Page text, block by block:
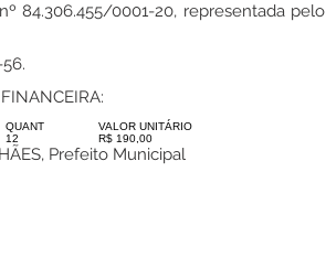
84.306.455/0001-20, representada pelo
QUANT
VALOR UNITÁRIO
12 R$ 190,00
Prefeito Municipal